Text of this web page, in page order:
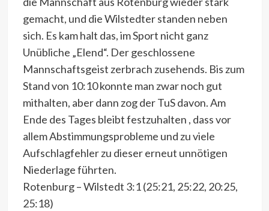
gemacht, und die Wilstedter standen neben
sich. Es kam halt das, im Sport nicht ganz
Unübliche „Elend“. Der geschlossene
Mannschaftsgeist zerbrach zusehends. Bis zum
Stand von 10:10 konnte man zwar noch gut
mithalten, aber dann zog der TuS davon. Am
Ende des Tages bleibt festzuhalten , dass vor
allem Abstimmungsprobleme und zu viele
Aufschlagfehler zu dieser erneut unnötigen
Niederlage führten.
Rotenburg – Wilstedt 3:1 (25:21, 25:22, 20:25,
25:18)